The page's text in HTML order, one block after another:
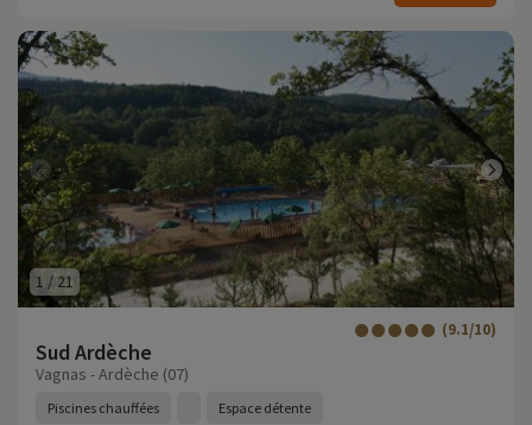
1 /21
Sud Ardèche
(9.1/10)
Vagnas - Ardèche (07)
Piscines chauffées Espace détente